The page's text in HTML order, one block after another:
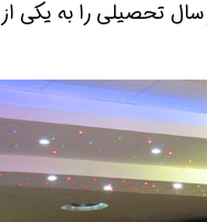
تحصیلی را به یکی